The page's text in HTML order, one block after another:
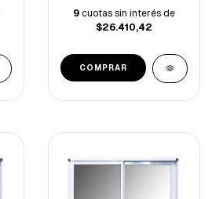
9cuotas sin interés de
$26.410,42